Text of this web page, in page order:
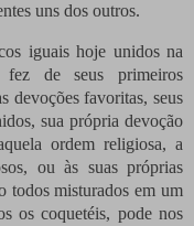
uns dos outros.
iguais hoje unidos na
fez de seus primeiros
devoções favoritas, seus
sua própria devoção
ordem religiosa, a
ou às suas próprias
todos misturados em um
os coquetéis, pode nos